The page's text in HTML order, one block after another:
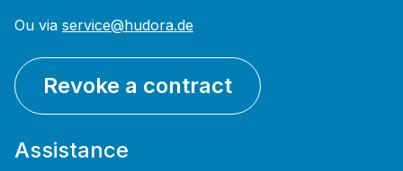
Ou via service@hudora.de
Revoke a contract
Assistance